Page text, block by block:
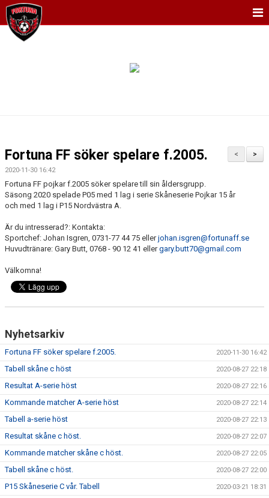
HEM
BILDGALLERI
DOKUMENT
>
<
Fortuna FF söker spelare f.2005.
2020-11-30 16:42
Fortuna FF pojkar f.2005 söker spelare till sin åldersgrupp.
Säsong 2020 spelade P05 med 1 lag i serie Skåneserie Pojkar 15 år
och med 1 lag i P15 Nordvästra A.
Är du intresserad?: Kontakta:
Sportchef: Johan Isgren, 0731-77 44 75 ellerjohan.isgren@fortunaff.se
Huvudtränare: Gary Butt, 0768 - 90 12 41 ellergary.butt70@gmail.com
Välkomna!
Nyhetsarkiv
Fortuna FF söker spelare f.2005. 2020-11-30 16:42
Tabell skåne c höst 2020-08-27 22:18
Resultat A-serie höst 2020-08-27 22:16
Kommande matcher A-serie höst 2020-08-27 22:14
Tabell a-serie höst 2020-08-27 22:13
Resultat skåne c höst. 2020-08-27 22:07
Kommande matcher skåne c höst. 2020-08-27 22:05
Tabell skåne c höst. 2020-08-27 22:00
P15 Skåneserie C vår. Tabell 2020-03-21 18:31